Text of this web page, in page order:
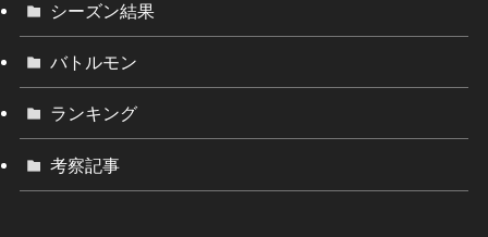
シーズン結果
バトルモン
ランキング
考察記事